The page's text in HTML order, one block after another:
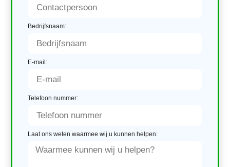
Bedrijfsnaam:
E-mail:
Telefoon nummer:
Laat ons weten waarmee wij u kunnen helpen: